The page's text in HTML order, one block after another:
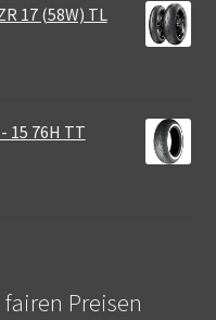
17 (58W) TL
15 76H TT
Preisen